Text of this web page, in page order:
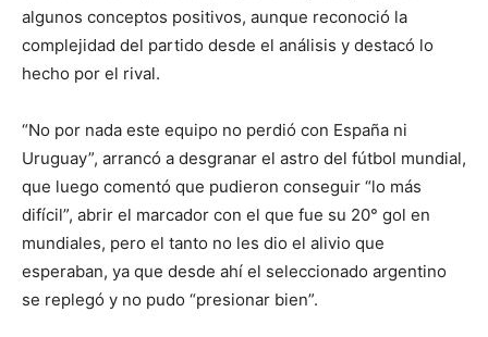
algunos conceptos positivos, aunque reconoció la
complejidad del partido desde el análisis y destacó lo
hecho por el rival.
“No por nada este equipo no perdió con España ni
Uruguay”, arrancó a desgranar el astro del fútbol mundial,
que luego comentó que pudieron conseguir “lo más
difícil”, abrir el marcador con el que fue su 20° gol en
mundiales, pero el tanto no les dio el alivio que
esperaban, ya que desde ahí el seleccionado argentino
se replegó y no pudo “presionar bien”.